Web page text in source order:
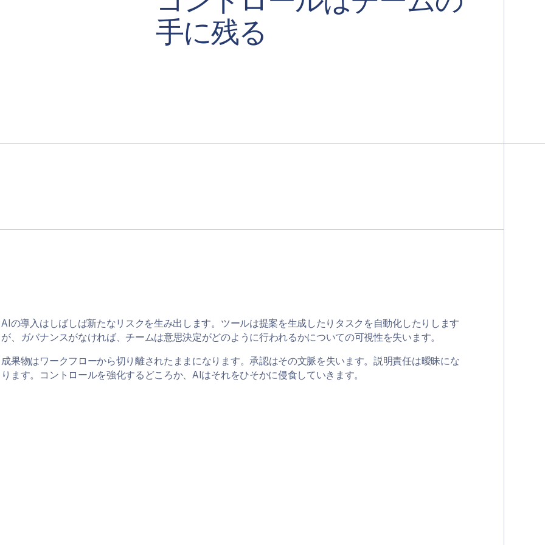
アンスとブランドのリスクについてスキャンします。
手に残る
AIの導入はしばしば新たなリスクを生み出します。ツールは提案を生成したりタスクを自動化したりします
が、ガバナンスがなければ、チームは意思決定がどのように行われるかについての可視性を失います。
成果物はワークフローから切り離されたままになります。承認はその文脈を失います。説明責任は曖昧にな
ります。コントロールを強化するどころか、AIはそれをひそかに侵食していきます。